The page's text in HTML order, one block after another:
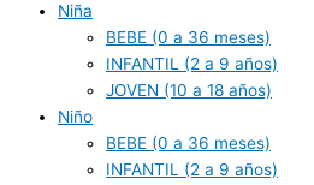
Niña
BEBE (0 a 36 meses)
INFANTIL (2 a 9 años)
JOVEN (10 a 18 años)
Niño
BEBE (0 a 36 meses)
INFANTIL (2 a 9 años)